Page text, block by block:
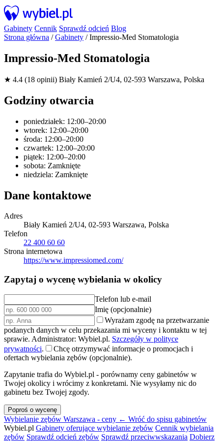
Gabinety Cennik Sprawdź odcień Blog
Strona główna /Gabinety /Impressio-Med Stomatologia
Impressio-Med Stomatologia
★ 4.4 (18 opinii) Biały Kamień 2/U4, 02-593 Warszawa, Polska
Godziny otwarcia
poniedziałek: 12:00–20:00
wtorek: 12:00–20:00
środa: 12:00–20:00
czwartek: 12:00–20:00
piątek: 12:00–20:00
sobota: Zamknięte
niedziela: Zamknięte
Dane kontaktowe
Adres
Biały Kamień 2/U4, 02-593 Warszawa, Polska
Telefon
22 400 60 60
Strona internetowa
https://www.impressiomed.com/
Zapytaj o wycenę wybielania w okolicy
Telefon lub e-mail
Imię (opcjonalnie)
Wyrażam zgodę na przetwarzanie
podanych danych w celu przekazania mi wyceny i kontaktu w tej
sprawie. Administrator: Wybiel.pl. Szczegóły w polityce
prywatności.
Chcę otrzymywać informacje o promocjach i
ofertach wybielania zębów (opcjonalnie).
Zapytanie trafia do Wybiel.pl - porównamy ceny gabinetów w
Twojej okolicy i wrócimy z konkretami. Nie wysyłamy nic do
gabinetu bez Twojej zgody.
Poproś o wycenę
Wybielanie zębów Warszawa - ceny ← Wróć do spisu gabinetów
Wybiel.pl Gabinety oferujące wybielanie zębów Cennik wybielania
zębów Sprawdź odcień zębów Sprawdź przeciwwskazania Dobierz